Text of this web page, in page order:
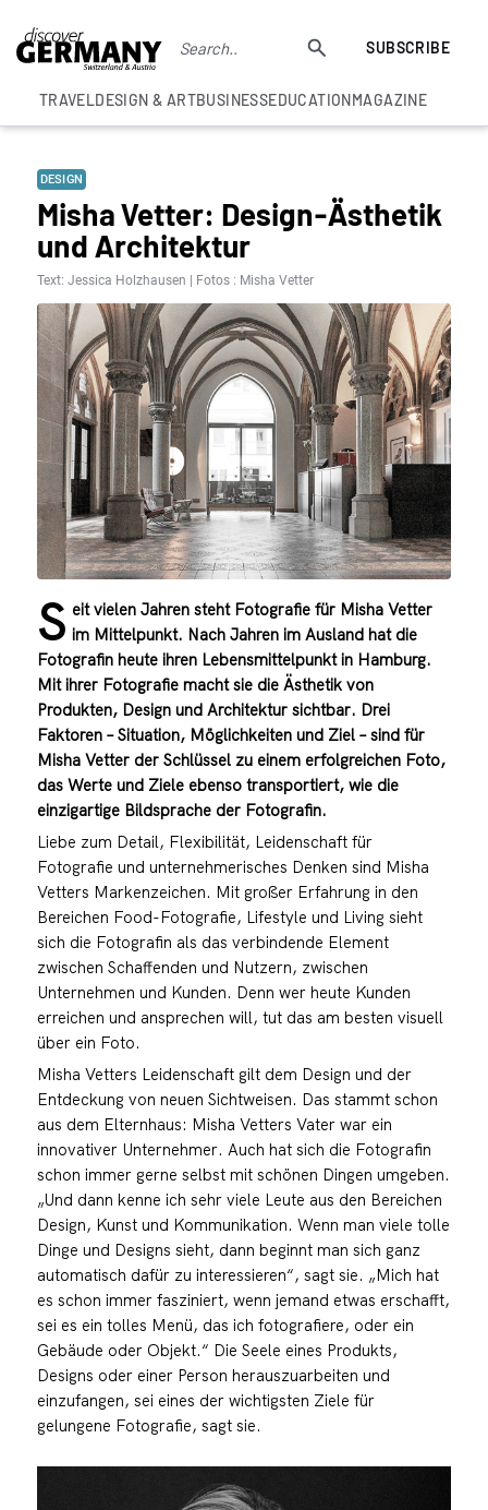
SUBSCRIBE
TRAVELDESIGN & ARTBUSINESSEDUCATIONMAGAZINE
DESIGN
Misha Vetter: Design-Ästhetik
und Architektur
Text: Jessica Holzhausen | Fotos : Misha Vetter
S eit vielen Jahren steht Fotografie für Misha Vetter
im Mittelpunkt. Nach Jahren im Ausland hat die
Fotografin heute ihren Lebensmittelpunkt in Hamburg.
Mit ihrer Fotografie macht sie die Ästhetik von
Produkten, Design und Architektur sichtbar. Drei
Faktoren – Situation, Möglichkeiten und Ziel – sind für
Misha Vetter der Schlüssel zu einem erfolgreichen Foto,
das Werte und Ziele ebenso transportiert, wie die
einzigartige Bildsprache der Fotografin.
Liebe zum Detail, Flexibilität, Leidenschaft für
Fotografie und unternehmerisches Denken sind Misha
Vetters Markenzeichen. Mit großer Erfahrung in den
Bereichen Food-Fotografie, Lifestyle und Living sieht
sich die Fotografin als das verbindende Element
zwischen Schaffenden und Nutzern, zwischen
Unternehmen und Kunden. Denn wer heute Kunden
erreichen und ansprechen will, tut das am besten visuell
über ein Foto.
Misha Vetters Leidenschaft gilt dem Design und der
Entdeckung von neuen Sichtweisen. Das stammt schon
aus dem Elternhaus: Misha Vetters Vater war ein
innovativer Unternehmer. Auch hat sich die Fotografin
schon immer gerne selbst mit schönen Dingen umgeben.
„Und dann kenne ich sehr viele Leute aus den Bereichen
Design, Kunst und Kommunikation. Wenn man viele tolle
Dinge und Designs sieht, dann beginnt man sich ganz
automatisch dafür zu interessieren“, sagt sie. „Mich hat
es schon immer fasziniert, wenn jemand etwas erschafft,
sei es ein tolles Menü, das ich fotografiere, oder ein
Gebäude oder Objekt.“ Die Seele eines Produkts,
Designs oder einer Person herauszuarbeiten und
einzufangen, sei eines der wichtigsten Ziele für
gelungene Fotografie, sagt sie.